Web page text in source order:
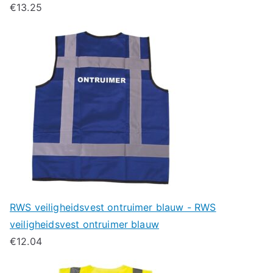
€13.25
RWS veiligheidsvest ontruimer blauw - RWS
veiligheidsvest ontruimer blauw
€12.04